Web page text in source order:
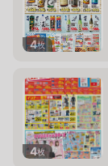
4枚
4枚